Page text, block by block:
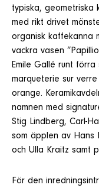
typiska, geometriska
med rikt drivet
organisk kaffekanna
vackra vasen
Emile Gallé runt
marqueterie sur
orange.
namnen med
Stig Lindberg, Carl-
som äpplen av Hans
och Ulla Kraitz samt
För den